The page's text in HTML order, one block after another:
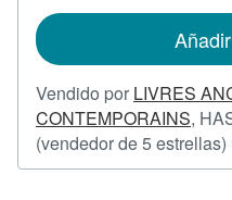
Vendido por LIVRES
CONTEMPORAINS,
(vendedor de 5 estrellas)